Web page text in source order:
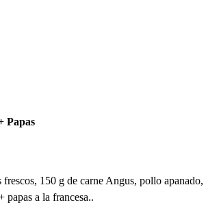
Papas
frescos, 150 g de carne Angus, pollo apanado,
papas a la francesa..